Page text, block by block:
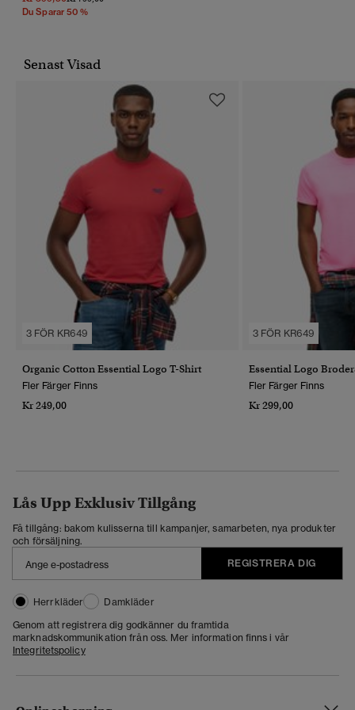
Du Sparar 50 %
Senast Visad
3 FÖR KR649
Organic Cotton Essential Logo T-Shirt
Fler Färger Finns
Kr 249,00
3 FÖR KR649
Essential Logo
Fler Färger Finns
Kr 299,00
Lås Upp Exklusiv Tillgång
Få tillgång: bakom kulisserna till kampanjer, samarbeten, nya produkter
och försäljning.
REGISTRERA DIG
Herrkläder
Damkläder
Genom att registrera dig godkänner du framtida
marknadskommunikation från oss. Mer information finns i vår
Integritetspolicy